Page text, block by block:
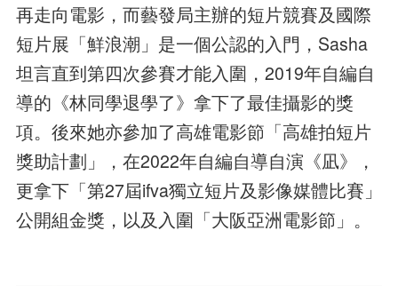
再走向電影，而藝發局主辦的短片競賽及國際
短片展「鮮浪潮」是一個公認的入門，Sasha
坦言直到第四次參賽才能入圍，2019年自編自
導的《林同學退學了》拿下了最佳攝影的獎
項。後來她亦參加了高雄電影節「高雄拍短片
獎助計劃」，在2022年自編自導自演《凪》，
更拿下「第27屆ifva獨立短片及影像媒體比賽」
公開組金獎，以及入圍「大阪亞洲電影節」。